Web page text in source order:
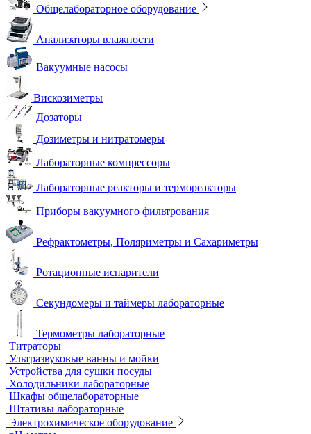
Общелабораторное оборудование
Анализаторы влажности
Вакуумные насосы
Вискозиметры
Дозаторы
Дозиметры и нитратомеры
Лабораторные компрессоры
Лабораторные реакторы и термореакторы
Приборы вакуумного фильтрования
Рефрактометры, Поляриметры и Сахариметры
Ротационные испарители
Секундомеры и таймеры лабораторные
Термометры лабораторные
Титраторы
Ультразвуковые ванны и мойки
Устройства для сушки посуды